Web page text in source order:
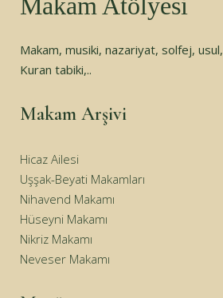
Makam, musiki, nazariyat, solfej, usul,
Kuran tabiki,..
Makam Arşivi
Hicaz Ailesi
Uşşak-Beyati Makamları
Nihavend Makamı
Hüseyni Makamı
Nikriz Makamı
Neveser Makamı